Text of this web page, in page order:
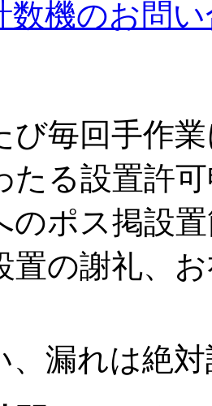
数機のお問
び毎回手作
たる設置許
のポス掲設
置の謝礼、
漏れは絶対